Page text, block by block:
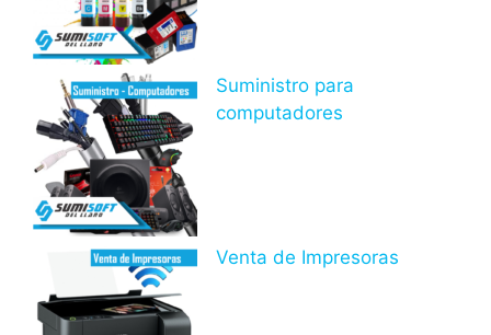
Suministro para
computadores
Venta de Impresoras